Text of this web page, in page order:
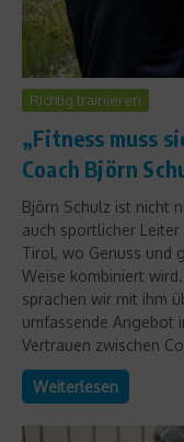
Richtig trainieren
„Fitness muss
Coach Björn
Björn Schulz ist nicht
auch sportlicher
Tirol, wo Genuss und
Weise kombiniert
sprachen wir mit ihm
umfassende Angebot
Vertrauen zwischen
Weiterlesen